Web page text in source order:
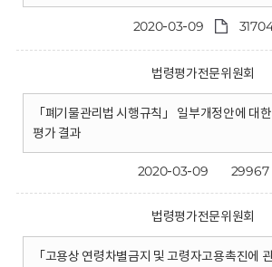
2020-03-09
법령평가전문위원회
「폐기물관리법 시행규칙」 일부개정안에 대
평가 결과
2020-03-09 29967
법령평가전문위원회
「고용상 연령차별금지 및 고령자고용촉진에